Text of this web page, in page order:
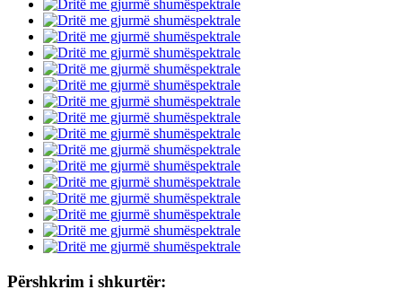
Përshkrim i shkurtër: